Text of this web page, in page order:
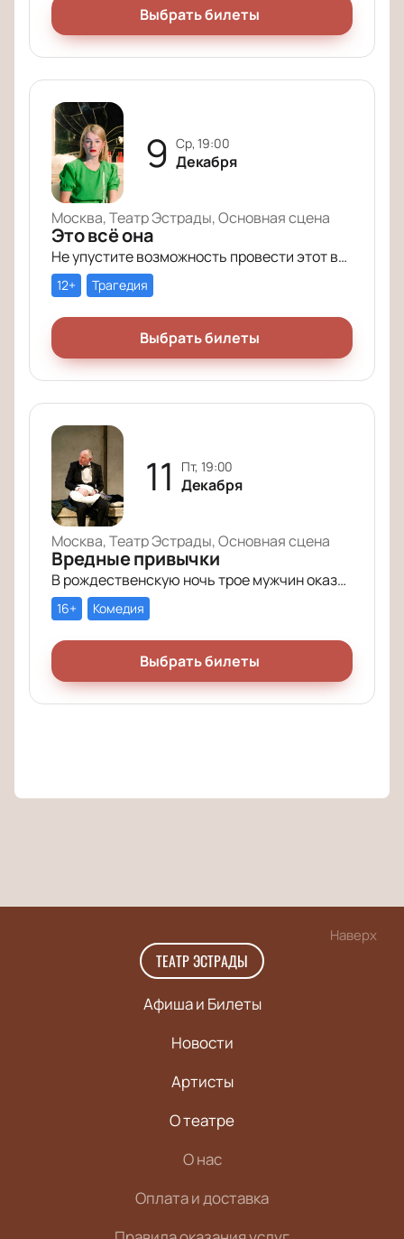
Выбрать билеты
9 ср, 19:00
Декабря
Москва, Театр Эстрады, Основная сцена
Это всё она
Не упустите возможность провести этот вечер в компании героев постановки «Это всё она»!
12+ Трагедия
Выбрать билеты
11 пт, 19:00
Декабря
Москва, Театр Эстрады, Основная сцена
Вредные привычки
В рождественскую ночь трое мужчин оказываются в КПЗ за административные правонарушения. Один – за курение в неположенном месте, второй – за алкогольное опьянение, третий – за превышение скорости.
16+ Комедия
Выбрать билеты
Наверх
ТЕАТР ЭСТРАДЫ
Афиша и Билеты
Новости
Артисты
О театре
О нас
Оплата и доставка